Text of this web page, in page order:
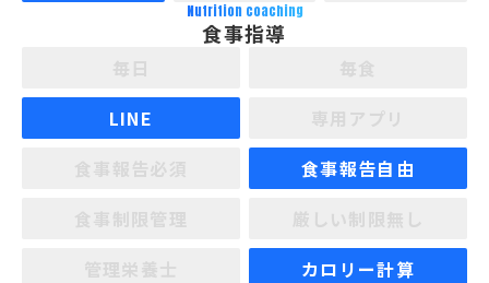
Nutrition coaching
食事指導
LINE
食事報告自由
カロリー計算